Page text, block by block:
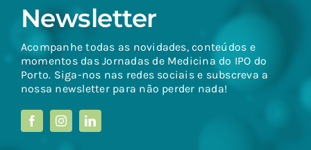
Newsletter
Acompanhe todas as novidades, conteúdos e
momentos das Jornadas de Medicina do IPO do
Porto. Siga-nos nas redes sociais e subscreva a
nossa newsletter para não perder nada!